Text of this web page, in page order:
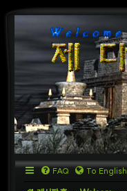
FAQ To English